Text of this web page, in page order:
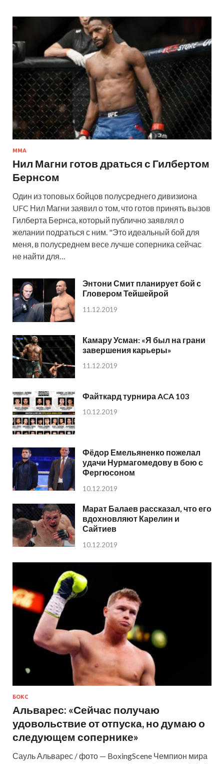
MMA
Нил Магни готов драться с Гилбертом
Бернсом
Один из топовых бойцов полусреднего дивизиона
UFC Нил Магни заявил о том, что готов принять вызов
Гилберта Бернса, который публично заявлял о
желании подраться с ним. "Это идеальный бой для
меня, в полусреднем весе лучше соперника сейчас
не найти для…
Энтони Смит планирует бой с
Гловером Тейшейрой
11.12.2019
Камару Усман: «Я был на грани
завершения карьеры»
11.12.2019
Файткард турнира ACA 103
10.12.2019
Фёдор Емельяненко пожелал
удачи Нурмагомедову в бою с
Фергюсоном
10.12.2019
Марат Балаев рассказал, что его
вдохновляют Карелин и
Сайтиев
10.12.2019
БОКС
Альварес: «Сейчас получаю
удовольствие от отпуска, но думаю о
следующем сопернике»
Сауль Альварес / фото — BoxingScene Чемпион мира